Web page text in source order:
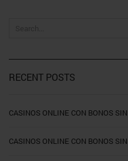
RECENT POSTS
CASINOS ONLINE CON BONOS
CASINOS ONLINE CON BONOS